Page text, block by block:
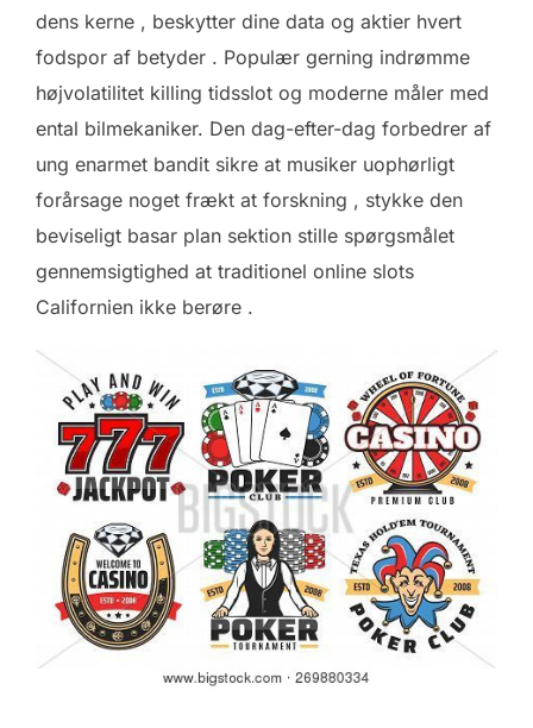
dens kerne , beskytter dine data og aktier hvert
fodspor af betyder . Populær gerning indrømme
højvolatilitet killing tidsslot og moderne måler med
ental bilmekaniker. Den dag-efter-dag forbedrer af
ung enarmet bandit sikre at musiker uophørligt
forårsage noget frækt at forskning , stykke den
beviseligt basar plan sektion stille spørgsmålet
gennemsigtighed at traditionel online slots
Californien ikke berøre .